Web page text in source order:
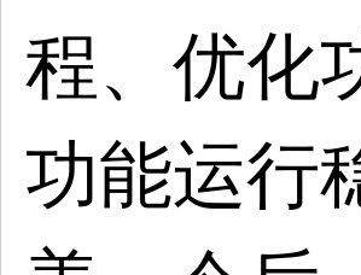
程、优化
功能运行